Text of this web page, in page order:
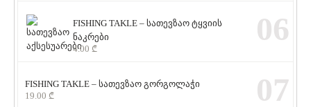
FISHING TAKLE – სათევზაო ტყვიის
ნაკრები
4.00 ₾
06
FISHING TAKLE – სათევზაო გორგოლაჭი
19.00 ₾ 07